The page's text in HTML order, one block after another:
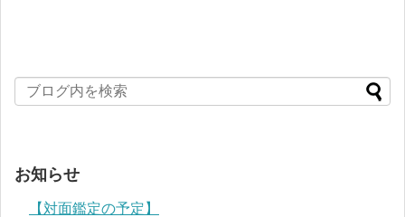
お知らせ
【対面鑑定の予定】